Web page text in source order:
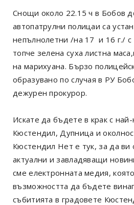
Снощи около 22.15 ч в Бобов
автопатрулни полицаи са
непълнолетни /на 17 и 16 г./ с
топче зелена суха листна
на марихуана. Бързо
образувано по случая в РУ
дежурен прокурор.
Искате да бъдете в крак с
Кюстендил, Дупница и
Кюстендил Нет е тук, за да ви
актуални и завладяващи
сме електронната медия,
възможността да бъдете
събитията в градовете